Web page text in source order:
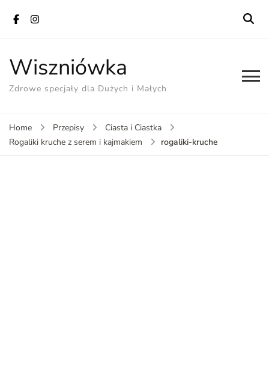
Wiszniówka
Zdrowe specjały dla Dużych i Małych
Home Przepisy
Ciasta i Ciastka
Rogaliki kruche z serem i kajmakiem
rogaliki-kruche